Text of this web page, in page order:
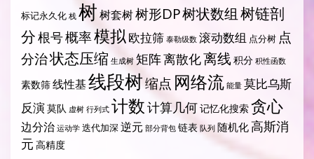
标记永久化 栈 树 树套树树形DP树状数组 树链剖
分根号概率模拟 欧拉筛 泰勒级数 滚动数组 点分树 点
分治状态压缩 生成树 矩阵离散化离线积分 积性函数
素数筛线性基 线段树缩点 网络流 能量 莫比乌斯
反演莫队 虚树 行列式 计数计算几何记忆化搜索贪心
边分治 运动学 迭代加深 逆元 部分背包 链表 队列 随机化高斯消
元 高精度